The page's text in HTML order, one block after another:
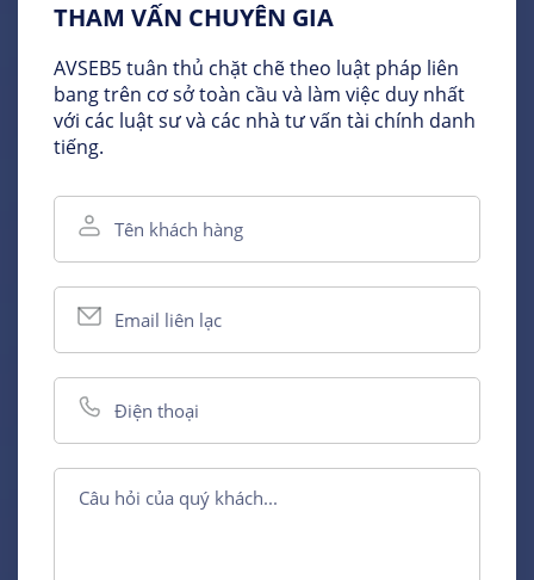
THAM VẤN CHUYÊN GIA
AVSEB5 tuân thủ chặt chẽ theo luật pháp liên
bang trên cơ sở toàn cầu và làm việc duy nhất
với các luật sư và các nhà tư vấn tài chính danh
tiếng.